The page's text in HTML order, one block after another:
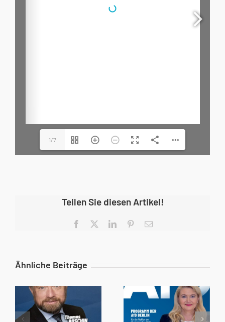
1/7
Teilen Sie diesen Artikel!
Facebook LinkedInPinterest
E-
Ähnliche Beiträge